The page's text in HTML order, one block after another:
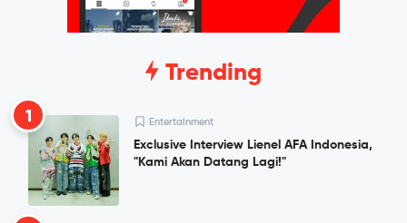
Trending
1 Entertainment
Exclusive Interview Lienel AFA Indonesia,
"Kami Akan Datang Lagi!"